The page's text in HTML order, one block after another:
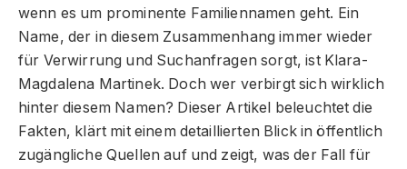
wenn es um prominente Familiennamen geht. Ein
Name, der in diesem Zusammenhang immer wieder
für Verwirrung und Suchanfragen sorgt, ist Klara-
Magdalena Martinek. Doch wer verbirgt sich wirklich
hinter diesem Namen? Dieser Artikel beleuchtet die
Fakten, klärt mit einem detaillierten Blick in öffentlich
zugängliche Quellen auf und zeigt, was der Fall für